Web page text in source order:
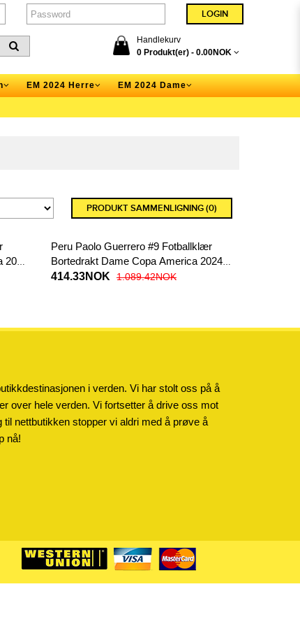
Handlekurv
0 Produkt(er) - 0.00NOK
EM 2024 Herre EM 2024 Dame
PRODUKT SAMMENLIGNING (0)
Peru Paolo Guerrero #9 Fotballklær
Bortedrakt Dame Copa America 2024
Kortermet
414.33NOK 1.089.42NOK
i verden. Vi har stolt oss på å
over hele verden. Vi fortsetter å drive oss mot
nettbutikken stopper vi aldri med å prøve å
nå!